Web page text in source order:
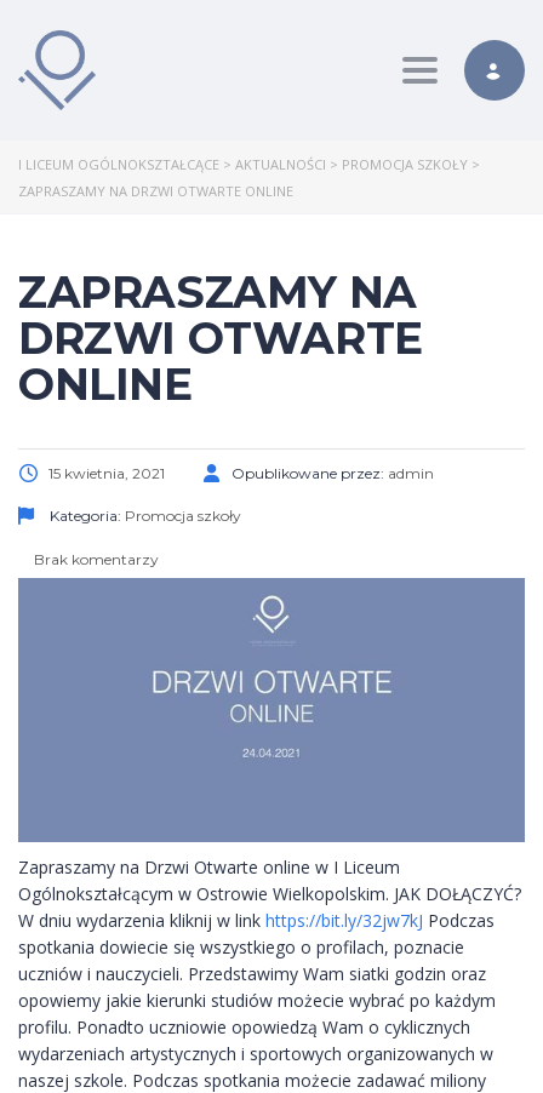
Toggle
I LICEUM OGÓLNOKSZTAŁCĄCE > AKTUALNOŚCI > PROMOCJA SZKOŁY >
ZAPRASZAMY NA DRZWI OTWARTE ONLINE
ZAPRASZAMY NA
DRZWI OTWARTE
ONLINE
15 kwietnia, 2021 Opublikowane przez: admin
Kategoria: Promocja szkoły
Brak komentarzy
Zapraszamy na Drzwi Otwarte online w I Liceum
Ogólnokształcącym w Ostrowie Wielkopolskim. JAK DOŁĄCZYĆ?
W dniu wydarzenia kliknij w link https://bit.ly/32jw7kJ Podczas
spotkania dowiecie się wszystkiego o profilach, poznacie
uczniów i nauczycieli. Przedstawimy Wam siatki godzin oraz
opowiemy jakie kierunki studiów możecie wybrać po każdym
profilu. Ponadto uczniowie opowiedzą Wam o cyklicznych
wydarzeniach artystycznych i sportowych organizowanych w
naszej szkole. Podczas spotkania możecie zadawać miliony